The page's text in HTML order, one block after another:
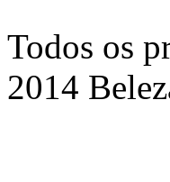
Todos os
2014